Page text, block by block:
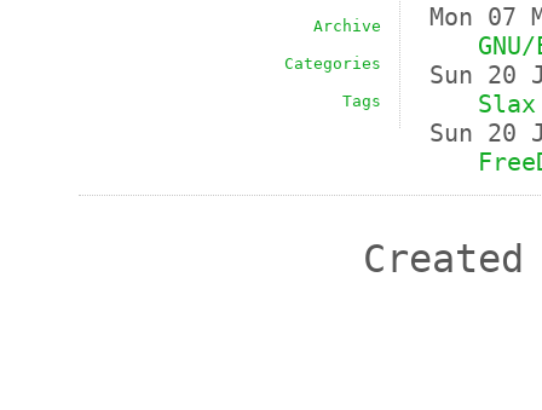
Mon 07
Sun 20
Sun 20
Archive
Categories
Tags